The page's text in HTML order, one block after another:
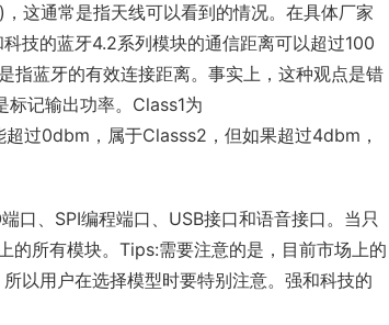
这通常是指天线可以看到的情况。在具体厂家
技的蓝牙4.2系列模块的通信距离可以超过100
指蓝牙的有效连接距离。事实上，这种观点是错
标记输出功率。Class1为
过0dbm，属于Classs2，但如果超过4dbm，
口、SPI编程端口、USB接口和语音接口。当只
的所有模块。Tips:需要注意的是，目前市场上的
以用户在选择模型时要特别注意。强和科技的